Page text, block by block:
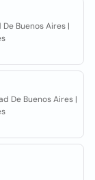
Buenos Aires |
De Buenos Aires |